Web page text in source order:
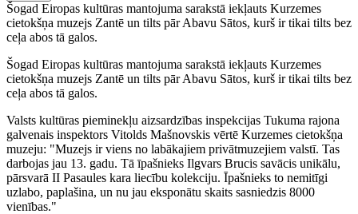
Šogad Eiropas kultūras mantojuma sarakstā iekļauts Kurzemes
cietokšņa muzejs Zantē un tilts pār Abavu Sātos, kurš ir tikai tilts bez
ceļa abos tā galos.
Šogad Eiropas kultūras mantojuma sarakstā iekļauts Kurzemes
cietokšņa muzejs Zantē un tilts pār Abavu Sātos, kurš ir tikai tilts bez
ceļa abos tā galos.
Valsts kultūras pieminekļu aizsardzības inspekcijas Tukuma rajona
galvenais inspektors Vitolds Mašnovskis vērtē Kurzemes cietokšņa
muzeju: "Muzejs ir viens no labākajiem privātmuzejiem valstī. Tas
darbojas jau 13. gadu. Tā īpašnieks Ilgvars Brucis savācis unikālu,
pārsvarā II Pasaules kara liecību kolekciju. Īpašnieks to nemitīgi
uzlabo, paplašina, un nu jau eksponātu skaits sasniedzis 8000
vienības."